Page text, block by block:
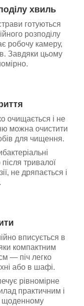
хвиль
готуються
розподілу
робочу камеру,
Завдяки цьому
очищається і не
можна очистити
для чищення.
тривалої
не дряпається і
вписується в
компактним
— піч легко
або в шафі.
рівномірне
практичним і
щоденному